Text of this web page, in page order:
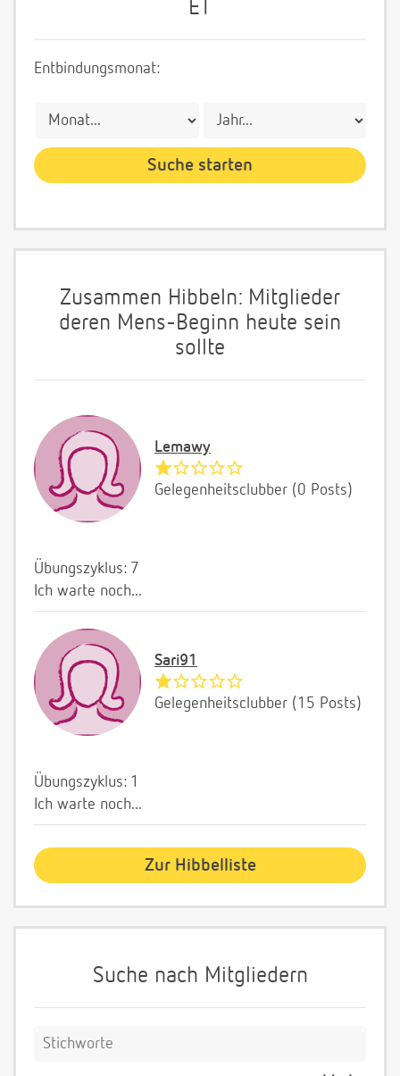
ET
Entbindungsmonat:
Zusammen Hibbeln: Mitglieder
deren Mens-Beginn heute sein
sollte
Lemawy
Gelegenheitsclubber (0 Posts)
Übungszyklus: 7
Ich warte noch...
Sari91
Gelegenheitsclubber (15 Posts)
Übungszyklus: 1
Ich warte noch...
Zur Hibbelliste
Suche nach Mitgliedern